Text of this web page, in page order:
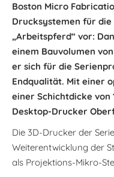
Boston Micro
Drucksystemen für
„Arbeitspferd“ vor:
einem Bauvolumen
er sich für die
Endqualität. Mit einer
einer Schichtdicke
Desktop-Drucker
Die 3D-Drucker der
Weiterentwicklung der
als Projektions-Mikro-